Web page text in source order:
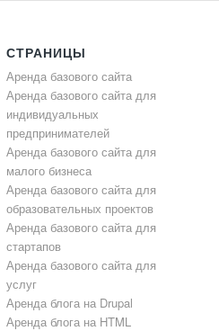
СТРАНИЦЫ
Аренда базового сайта
Аренда базового сайта для
индивидуальных
предпринимателей
Аренда базового сайта для
малого бизнеса
Аренда базового сайта для
образовательных проектов
Аренда базового сайта для
стартапов
Аренда базового сайта для
услуг
Аренда блога на Drupal
Аренда блога на HTML